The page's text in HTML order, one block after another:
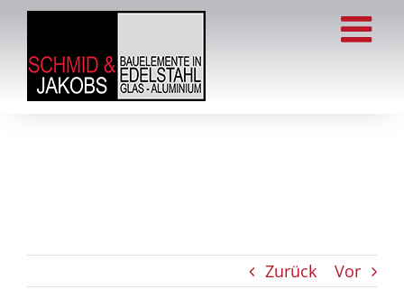
Zum
springen
Zurück Vor